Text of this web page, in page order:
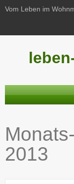
Vom Leben im
Reiseberichte
Unterwegs
2013